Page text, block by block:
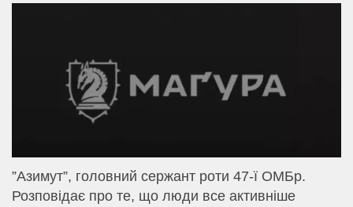
⁨”Азимут”, головний сержант роти 47-ї ОМБр.
Розповідає про те, що люди все активніше